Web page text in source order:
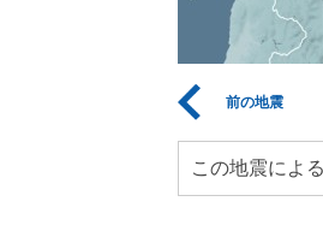
前の地震
この地震によ